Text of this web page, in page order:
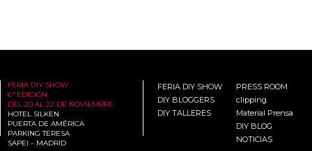
FERIA DIY SHOW
6ª EDICIÓN
DEL 20 AL 22 DE NOVIEMBRE
HOTEL SILKEN
PUERTA DE AMÉRICA
PARKING TERESA
SAPEI – MADRID
FERIA DIY SHOW
DIY BLOGGERS
DIY TALLERES
PRESS ROOM
clipping
Material Prensa
DIY BLOG
NOTICIAS